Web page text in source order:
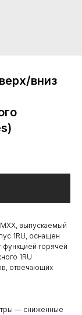
вниз
выпускаемый
1RU, оснащен
функцией горячей
1RU
отвечающих
— сниженные